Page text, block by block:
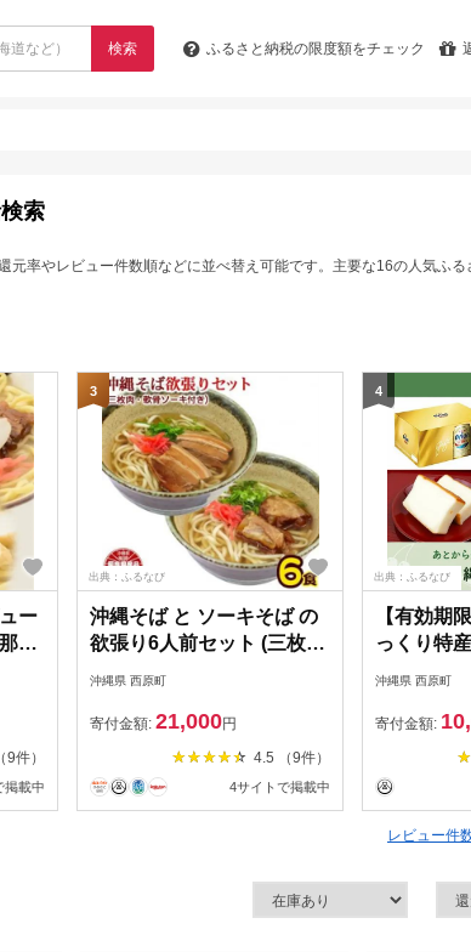
検索 ふるさと納税の限度額をチェック
索
率やレビュー件数順などに並べ替え可能です。主要な16の人気ふる
ー
覇
そ
9件）
掲載中
3
出典：ふるなび
沖縄そば と ソーキそば の
欲張り6人前セット (三枚
肉・軟骨ソーキ付き)
沖縄県 西原町
寄付金額: 21,000円
4.5 （9件）
4サイトで掲載中
4
出典：ふるなび
【有効期
っくり特
縄県西原
沖縄県 西原町
寄付金額:
レビュー件